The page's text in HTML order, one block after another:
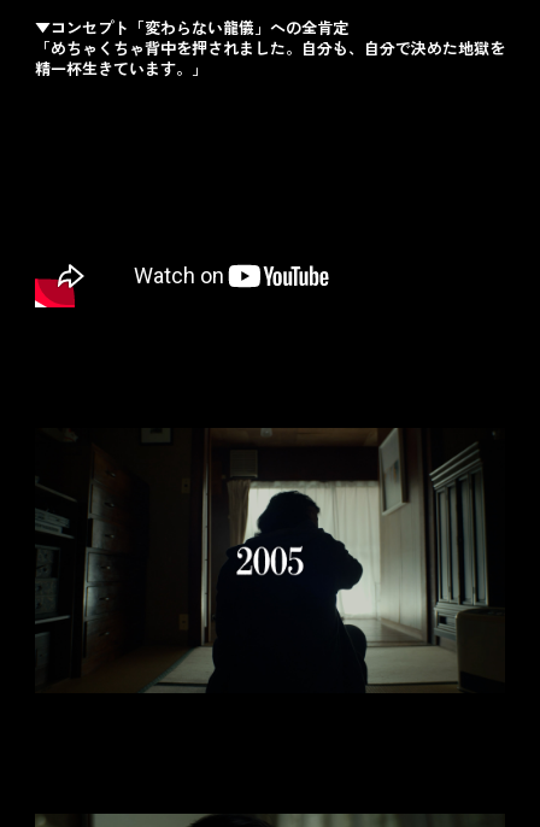
▼コンセプト「変わらない龍儀」への全肯定
「めちゃくちゃ背中を押されました。自分も、自分で決めた地獄を
精一杯生きています。」